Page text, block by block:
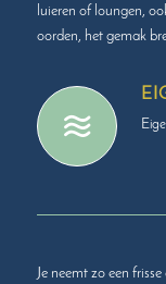
luieren of loungen,
oorden, het gemak
Je neemt zo een